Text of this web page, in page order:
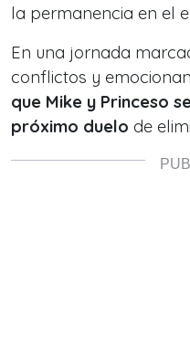
la permanencia en el
En una jornada
conflictos y
que Mike y Princeso
próximo duelo de